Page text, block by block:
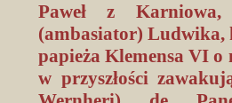
Paweł z
(ambasiator) Ludwika,
papieża Klemensa VI
w przyszłości